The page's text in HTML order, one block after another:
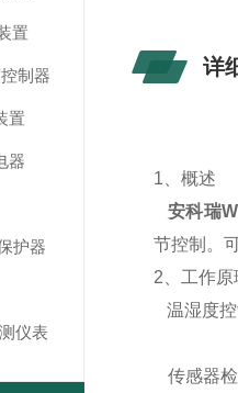
置
制器
置
器
护器
仪表
详
1、概述
安科瑞
节控制。
2、 工作原
温湿度控
传感器